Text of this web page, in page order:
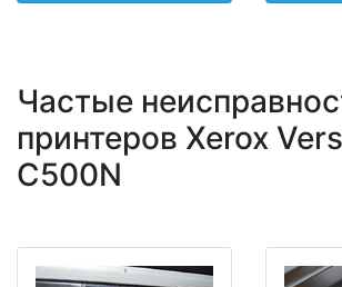
Частые
принтеров Xerox
C500N